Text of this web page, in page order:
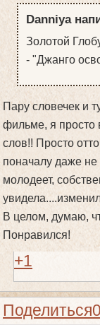
Danniya
Золотой
- "Джанго
Пару словечек и
фильме, я просто
слов!! Просто
поначалу даже не
молодеет,
В целом, думаю,
Понравился!
+1
Поделиться